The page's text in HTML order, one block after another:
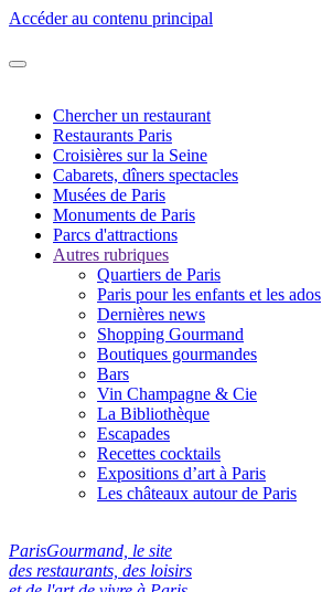
Accéder au contenu principal
Chercher un restaurant
Restaurants Paris
Croisières sur la Seine
Cabarets, dîners spectacles
Musées de Paris
Monuments de Paris
Parcs d'attractions
Autres rubriques
Quartiers de Paris
Paris pour les enfants et les ados
Dernières news
Shopping Gourmand
Boutiques gourmandes
Bars
Vin Champagne & Cie
La Bibliothèque
Escapades
Recettes cocktails
Expositions d’art à Paris
Les châteaux autour de Paris
ParisGourmand, le site
des restaurants, des loisirs